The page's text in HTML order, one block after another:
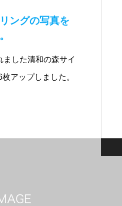
ングの写真を
した清和の森サイ
アップしました。